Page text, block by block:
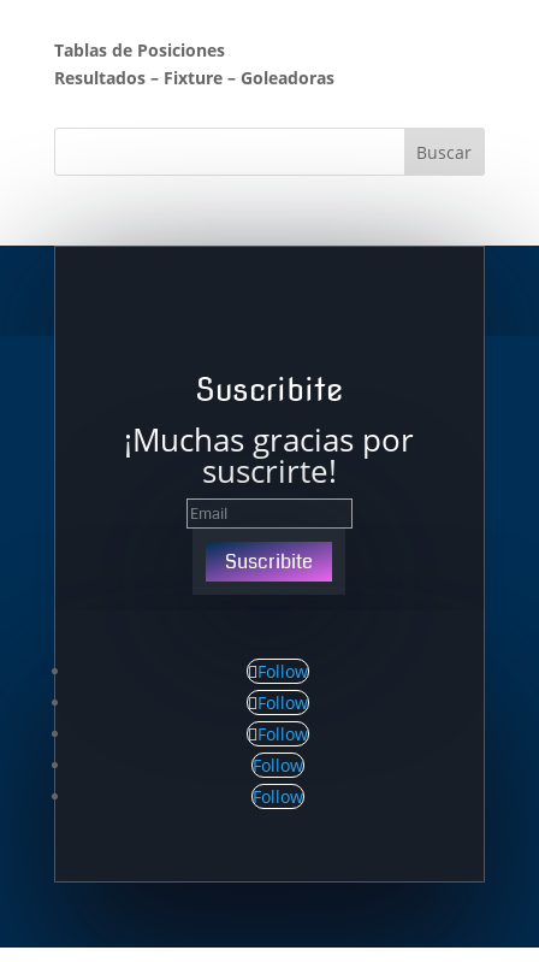
Tablas de Posiciones
Resultados– Fixture– Goleadoras
Suscribite
¡Muchas gracias por
suscrirte!
Suscribite
Follow
Follow
Follow
Follow
Follow